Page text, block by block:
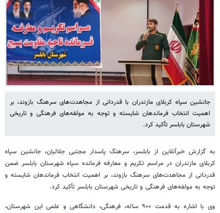
جانشین سپاه کربلای مازندران با قدردانی از مجاهدت‌های سرهنگ بازوند، بر
اهمیت انتخاب فرماندهان شایسته و توجه به مولفه‌های فرهنگی و تاریخی
شهرستان بابلسر تأکید کرد.
به گزارش خبرآنلاین از بابلسر، سرهنگ پاسدار مجتبی جلالیان، جانشین سپاه
کربلای مازندران در مراسم تکریم و معارفه فرمانده سپاه شهرستان بابلسر ضمن
قدردانی از مجاهدت‌های سرهنگ بازوند، بر اهمیت انتخاب فرماندهان شایسته و
توجه به مولفه‌های فرهنگی و تاریخی شهرستان بابلسر تأکید کرد.
وی با اشاره به قدمت ۹۰۰ ساله، فرهنگی، دانشگاهی و علمی این شهرستان،